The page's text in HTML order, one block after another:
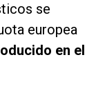
se
europea
en el